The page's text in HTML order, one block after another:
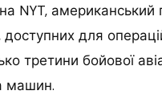
NYT,
доступних для
третини бойової
машин.